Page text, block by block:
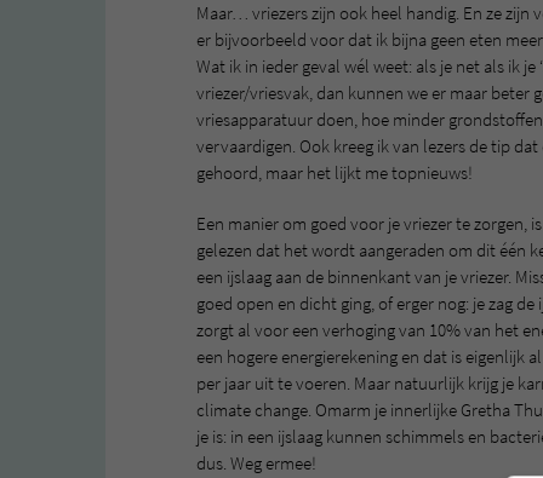
Maar… vriezers zijn ook heel handig. En ze zijn
er bijvoorbeeld voor dat ik bijna geen eten
Wat ik in ieder geval wél weet: als je net als ik
vriezer/vriesvak, dan kunnen we er maar beter
vriesapparatuur doen, hoe minder
vervaardigen. Ook kreeg ik van lezers de tip
gehoord, maar het lijkt me topnieuws!
Een manier om goed voor je vriezer te zorgen,
gelezen dat het wordt aangeraden om dit één
een ijslaag aan de binnenkant van je vriezer.
goed open en dicht ging, of erger nog: je zag
zorgt al voor een verhoging van 10% van het
een hogere energierekening en dat is eigenlijk
per jaar uit te voeren. Maar natuurlijk krijg je
climate change. Omarm je innerlijke Gretha
je is: in een ijslaag kunnen schimmels en
dus. Weg ermee!